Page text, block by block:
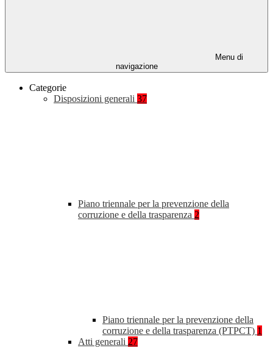
Menu di
navigazione
Categorie
Disposizioni generali 37
Piano triennale per la prevenzione della
corruzione e della trasparenza 2
Piano triennale per la prevenzione della
corruzione e della trasparenza (PTPCT) 1
Atti generali 27